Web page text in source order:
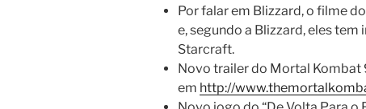
Por falar em Blizzard, o filme
e, segundo a Blizzard, eles
Starcraft.
Novo trailer do Mortal Kombat
em http://